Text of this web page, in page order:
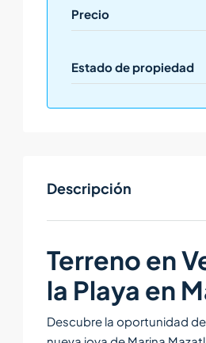
Precio
Estado de propiedad
Descripción
Terreno en
la Playa en
Descubre la oportunidad